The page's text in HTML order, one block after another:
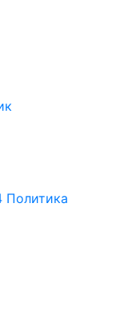
Политика